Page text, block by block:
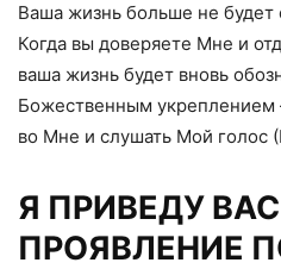
Ваша жизнь больше не будет
Когда вы доверяете Мне и
ваша жизнь будет вновь
Божественным укреплением
во Мне и слушать Мой голос
Я ПРИВЕДУ
ПРОЯВЛЕНИЕ